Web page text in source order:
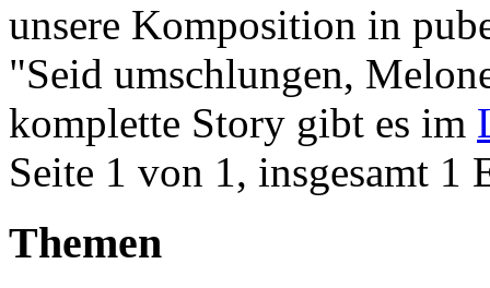
unsere Komposition in
"Seid umschlungen,
komplette Story gibt es im
Seite 1 von 1, insgesamt 1
Themen